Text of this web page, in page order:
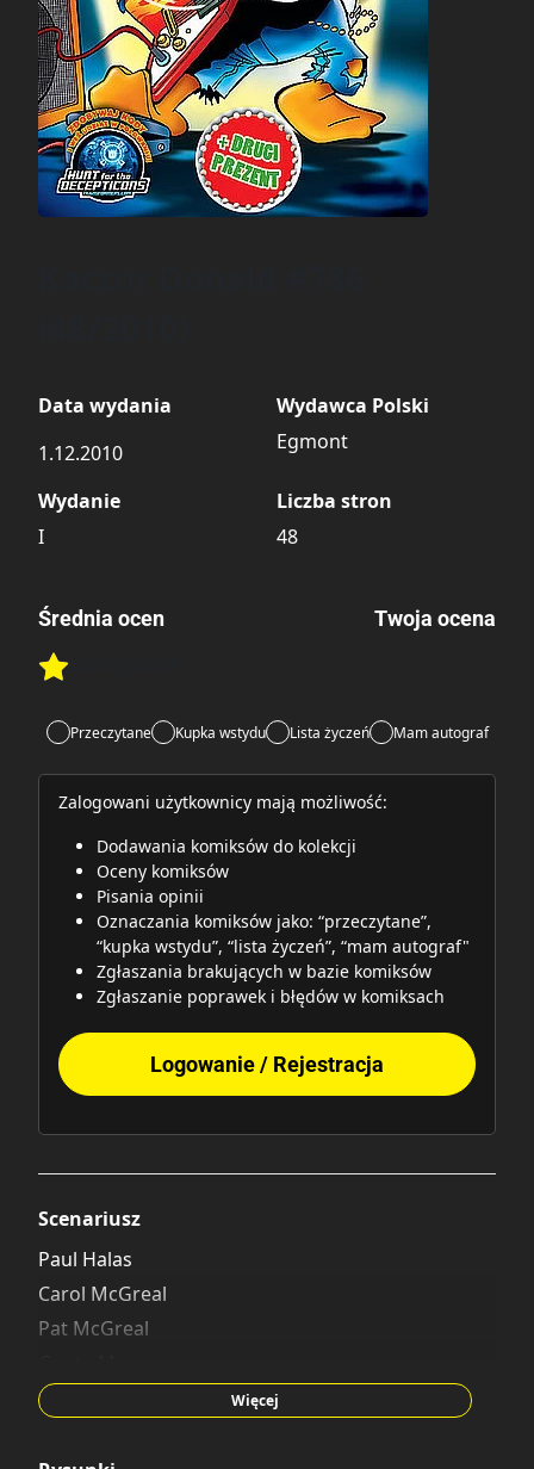
Data wydania
1.12.2010
Wydawca Polski
Egmont
Wydanie
I
Liczba stron
48
Średnia ocen
Rate this item:
Twoja ocena
Przeczytane Kupka wstydu Lista życzeń Mam autograf
Zalogowani użytkownicy mają możliwość:
Dodawania komiksów do kolekcji
Oceny komiksów
Pisania opinii
Oznaczania komiksów jako: “przeczytane”,
“kupka wstydu”, “lista życzeń”, “mam autograf"
Zgłaszania brakujących w bazie komiksów
Zgłaszanie poprawek i błędów w komiksach
Logowanie / Rejestracja
Scenariusz
Paul Halas
Carol McGreal
Pat McGreal
Noel Van Horn
Więcej